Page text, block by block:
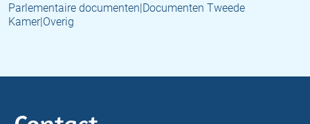
Parlementaire documenten|Documenten Tweede
Kamer|Overig